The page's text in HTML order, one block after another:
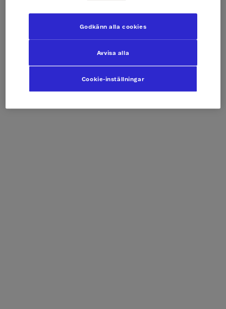
Cookie-inställningar
Avvisa alla
Godkänn alla cookies